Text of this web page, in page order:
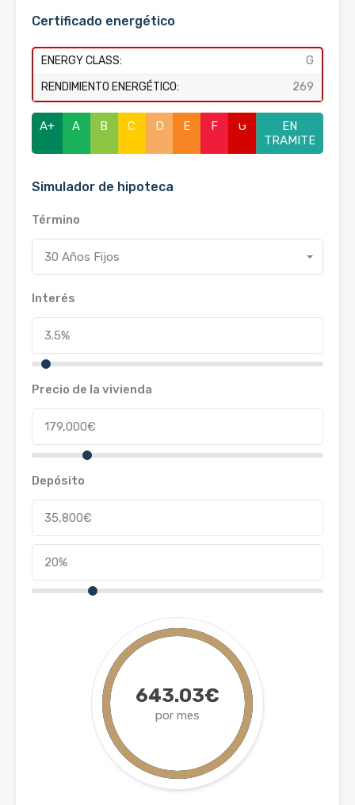
Certificado energético
ENERGY CLASS:
G
RENDIMIENTO ENERGÉTICO:
269
A+ A B C D E F G
EN
TRAMITE
Simulador de hipoteca
Término
30 Años Fijos
Interés
Precio de la vivienda
Depósito
643.03€
por mes